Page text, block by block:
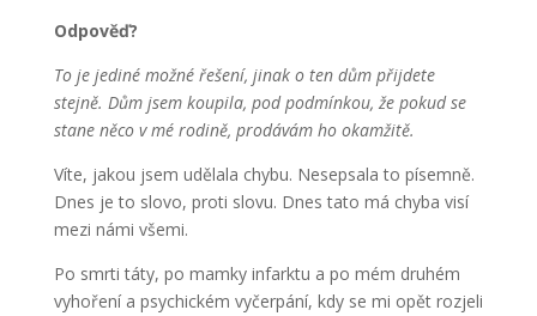
Odpověď?
To je jediné možné řešení, jinak o ten dům přijdete
stejně. Dům jsem koupila, pod podmínkou, že pokud se
stane něco v mé rodině, prodávám ho okamžitě.
Víte, jakou jsem udělala chybu. Nesepsala to písemně.
Dnes je to slovo, proti slovu. Dnes tato má chyba visí
mezi námi všemi.
Po smrti táty, po mamky infarktu a po mém druhém
vyhoření a psychickém vyčerpání, kdy se mi opět rozjeli